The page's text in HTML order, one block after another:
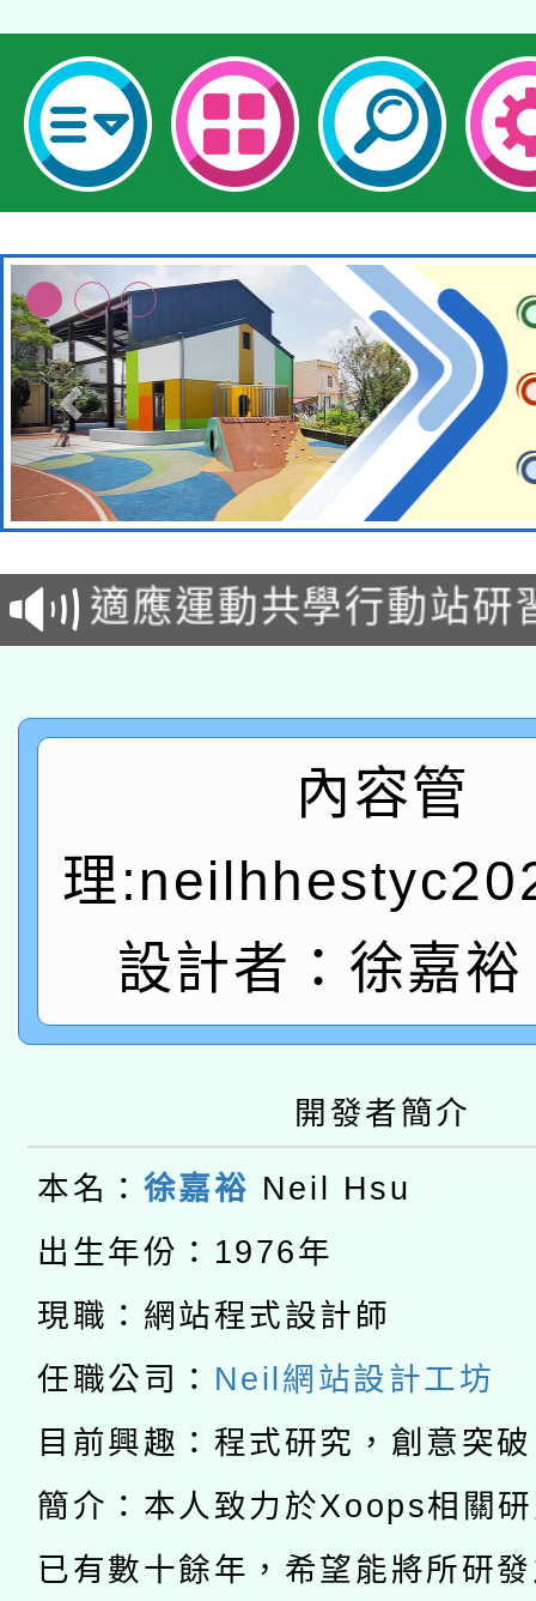
本校115學年度第2次
招甄選結果公告(無人
招)
適應運動共學行動站研
本館辦理115年度閱讀
暨閱讀推動專業研習
科技賦能─人工智慧
A3數位素養講師名單
「數位內容與教學軟
pilot」
有關大陸委員會函釋公
薪期間赴陸應申請許可
轉知經濟部水利署委託
業技術研究院辦理「
動」
115年8月22日(星期六
開 智慧啟航」
本校115學年度第2次
招甄選結果公告(無人
招)
適應運動共學行動站研
本館辦理115年度閱讀
暨閱讀推動專業研習
科技賦能─人工智慧
礎課程
A3數位素養講師名單
「數位內容與教學軟體
pilot」
有關大陸委員會函釋公
薪期間赴陸應申請許可
轉知經濟部水利署委託
內容管
理
設計者：徐嘉
開發者簡介
本名： 徐嘉裕 Neil Hsu
出生年份：1976年
現職：網站程式設計師
任職公司： Neil網站設計工坊
目前興趣：程式研究，創意突
簡介：本人致力於Xoops相關
已有數十餘年，希望能將所研